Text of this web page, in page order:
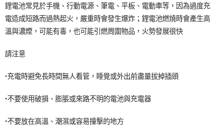
鋰電池常見於手機、行動電源、筆電、平板、電動車等，因為過度充
電造成短路而過熱起火，嚴重時會發生爆炸；鋰電池燃燒時會產生高
溫與濃煙，可能有毒，也可能引燃周圍物品，火勢發展很快
請注意
•充電時避免長時間無人看管，睡覺或外出前盡量拔掉插頭
•不要使用破損、膨脹或來路不明的電池與充電器
•不要放在高溫、潮濕或容易撞擊的地方